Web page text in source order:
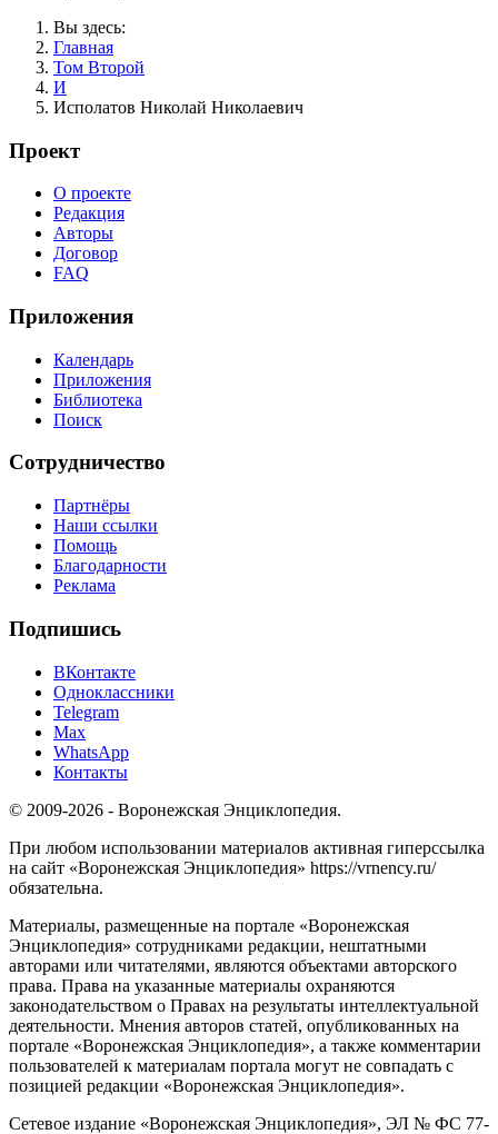
Вы здесь:
Главная
Том Второй
И
Исполатов Николай Николаевич
Проект
О проекте
Редакция
Авторы
Договор
FAQ
Приложения
Календарь
Приложения
Библиотека
Поиск
Сотрудничество
Партнёры
Наши ссылки
Помощь
Благодарности
Реклама
Подпишись
ВКонтакте
Одноклассники
Telegram
Max
WhatsApp
Контакты
© 2009-2026 - Воронежская Энциклопедия.
При любом использовании материалов активная гиперссылка
на сайт «Воронежская Энциклопедия» https://vrnency.ru/
обязательна.
Материалы, размещенные на портале «Воронежская
Энциклопедия» сотрудниками редакции, нештатными
авторами или читателями, являются объектами авторского
права. Права на указанные материалы охраняются
законодательством о Правах на результаты интеллектуальной
деятельности. Мнения авторов статей, опубликованных на
портале «Воронежская Энциклопедия», а также комментарии
пользователей к материалам портала могут не совпадать с
позицией редакции «Воронежская Энциклопедия».
Сетевое издание «Воронежская Энциклопедия», ЭЛ № ФС 77-